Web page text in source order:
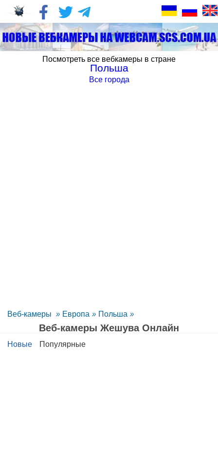
Посмотреть все вебкамеры в стране
Польша
Все города
Веб-камеры » Европа » Польша »
Веб-камеры Жешува Oнлайн
Новые Популярные